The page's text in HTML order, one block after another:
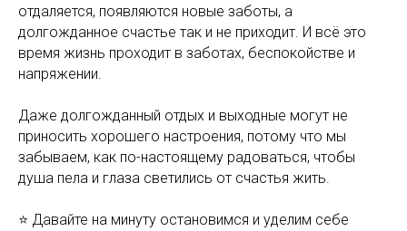
отдаляется, появляются новые заботы, а
долгожданное счастье так и не приходит. И всё это
время жизнь проходит в заботах, беспокойстве и
напряжении.
Даже долгожданный отдых и выходные могут не
приносить хорошего настроения, потому что мы
забываем, как по-настоящему радоваться, чтобы
душа пела и глаза светились от счастья жить.
⭐️ Давайте на минуту остановимся и уделим себе